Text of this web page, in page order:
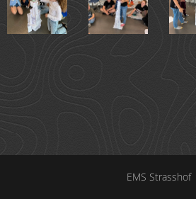
EMS Strasshof